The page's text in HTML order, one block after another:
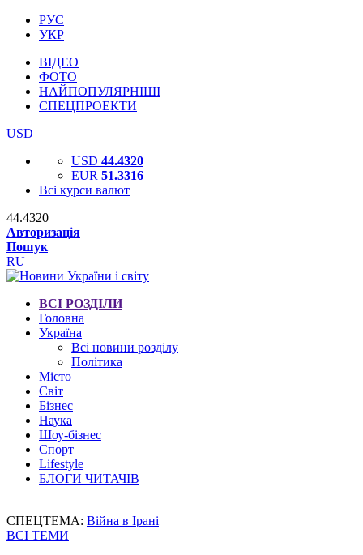
РУС
УКР
ВІДЕО
ФОТО
НАЙПОПУЛЯРНІШІ
СПЕЦПРОЕКТИ
USD
USD 44.4320
EUR 51.3316
Всі курси валют
44.4320
Авторизація
Пошук
RU
ВСІ РОЗДІЛИ
Головна
Україна
Всі новини розділу
Політика
Місто
Світ
Бізнес
Наука
Шоу-бізнес
Спорт
Lifestyle
БЛОГИ ЧИТАЧІВ
СПЕЦТЕМА: Війна в Ірані
ВСІ ТЕМИ